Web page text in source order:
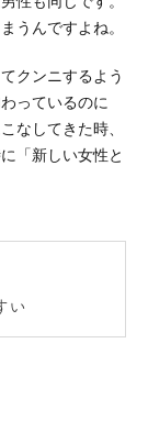
うんですよね。
クンニするよう
っているのに
なしてきた時、
「新しい女性と
い